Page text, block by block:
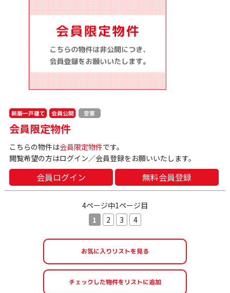
新築一戸建て 会員公開 空家
会員限定物件
こちらの物件は会員限定物件です。
閲覧希望の方はログイン／会員登録をお願いいたします。
会員ログイン 無料会員登録
4ページ中1ページ目
1
2 3 4
お気に入りリストを見る